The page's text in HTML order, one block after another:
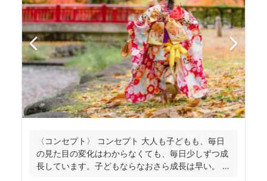
〈コンセプト〉 コンセプト 大人も子どもも、毎日
の見た目の変化はわからなくても、毎日少しずつ成
長しています。子どもならなおさら成長は早い。